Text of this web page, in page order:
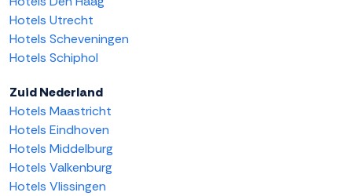
Hotels Utrecht
Hotels Scheveningen
Hotels Schiphol
Zuid Nederland
Hotels Maastricht
Hotels Eindhoven
Hotels Middelburg
Hotels Valkenburg
Hotels Vlissingen